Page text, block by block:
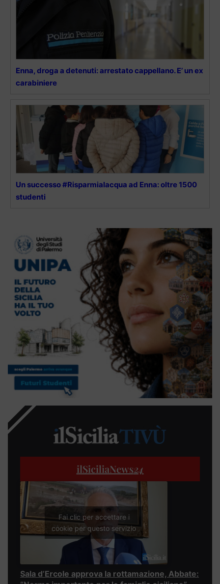
Enna, droga a detenuti: arrestato cappellano. E’ un ex
carabiniere
Un successo #Risparmialacqua ad Enna: oltre 1500
studenti
ilSiciliaNews24
Fai clic per accettare i
cookie per questo servizio
Sala d’Ercole approva la rottamazione, Abbate: